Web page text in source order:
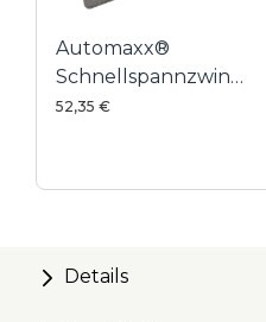
Automaxx®
Schnellspannzwinge
76mm
52,35 €
Details